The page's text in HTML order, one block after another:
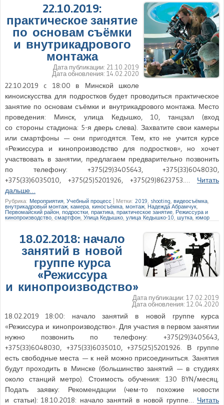
22.10.2019:
практическое занятие
по основам съёмки
и внутрикадрового
монтажа
Дата публикации: 21.10.2019
Дата обновления: 14.02.2020
22.10.2019 c 18:00 в Минской школе
киноискусства для подростков будет проводиться практическое
занятие по основам съёмки и внутрикадрового монтажа. Место
проведения: Минск, улица Кедышко, 10, танцзал (вход
со стороны стадиона: 5-я дверь слева). Захватите свои камеры
или смартфоны — они пригодятся. Тем, кто не учится курсе
«Режиссура и кинопроизводство для подростков», но хочет
участвовать в занятии, предлагаем предварительно позвонить
по телефону: +375(29)3405643, +375(33)6048030,
+375(33)6035010, +375(25)5201926, +375(29)8623753.… Читать
дальше…
Рубрика: Мероприятия Учебный процесс Метки: 2019 shooting видеосъёмка
внутрикадровый монтаж камера киносъёмка монтаж Надежда Абрамчук
Первомайский район подростки, практика практическое занятие Режиссура и
кинопроизводство смартфон Улица Кедышко улица Кедышко-10 шутка ,юмор
18.02.2018: начало
занятий в новой
группе курса
«Режиссура
и кинопроизводство»
Дата публикации: 17.02.2019
Дата обновления: 12.04.2020
18.02.2019 18:00: начало занятий в новой группе курса
«Режиссура и кинопроизводство». Для участия в первом занятии
нужно позвонить по телефону: +375(29)3405643,
+375(33)6048030, +375(33)6035010, +375(25)5201926. В группе
есть свободные места — к ней можно присоединиться. Занятия
будут проходить в Минске (большинство занятий — в студиях
около станций метро). Стоимость обучения: 130 BYN/месяц.
Подать заявку: Рекомендации (чем-то похожие новости
и статьи): 18.10.2018: начало занятий в новой группе… Читать